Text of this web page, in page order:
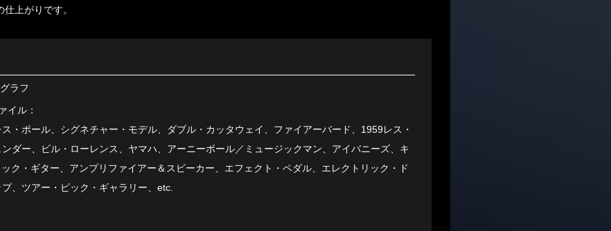
上がりです。
ラフ
イル：
・ポール、シグネチャー・モデル、ダブル・カッタウェイ、ファイアーバード、1959レス・
ダー、ビル・ローレンス、ヤマハ、アーニーボール／ミュージックマン、アイバニーズ、キ
ク・ギター、アンプリファイアー＆スピーカー、エフェクト・ペダル、エレクトリック・ド
、ツアー・ピック・ギャラリー、etc.